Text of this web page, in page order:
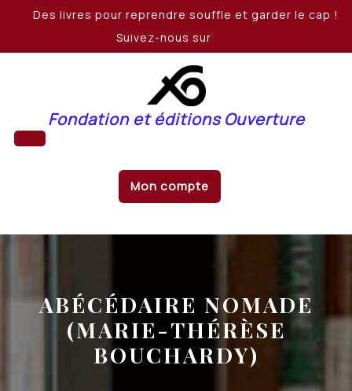
Des livres pour reprendre souffle et garder le cap !
Suivez-nous sur
Fondation et éditions Ouverture
Mon compte
ABÉCÉDAIRE NOMADE
(MARIE-THÉRÈSE
BOUCHARDY)